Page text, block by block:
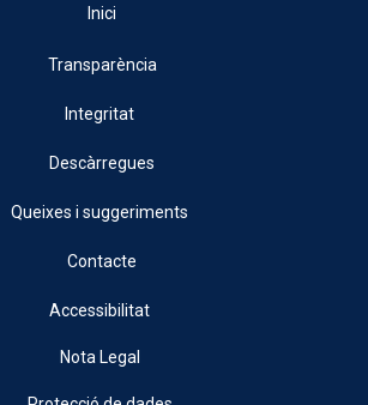
Inici
Transparència
Integritat
Descàrregues
Queixes i suggeriments
Contacte
Accessibilitat
Nota Legal